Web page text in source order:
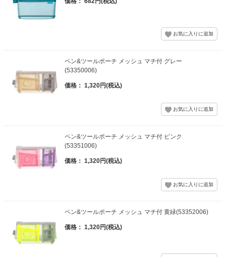
ペン&ツールポーチ メッシュ マチ付 グレー
(53350006)
価格： 1,320円(税込)
ペン&ツールポーチ メッシュ マチ付 ピンク
(53351006)
価格： 1,320円(税込)
ペン&ツールポーチ メッシュ マチ付 黄緑(53352006)
価格： 1,320円(税込)